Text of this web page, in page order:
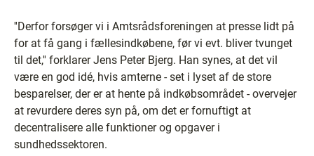
''Derfor forsøger vi i Amtsrådsforeningen at presse lidt på
for at få gang i fællesindkøbene, før vi evt. bliver tvunget
til det,'' forklarer Jens Peter Bjerg. Han synes, at det vil
være en god idé, hvis amterne - set i lyset af de store
besparelser, der er at hente på indkøbsområdet - overvejer
at revurdere deres syn på, om det er fornuftigt at
decentralisere alle funktioner og opgaver i
sundhedssektoren.